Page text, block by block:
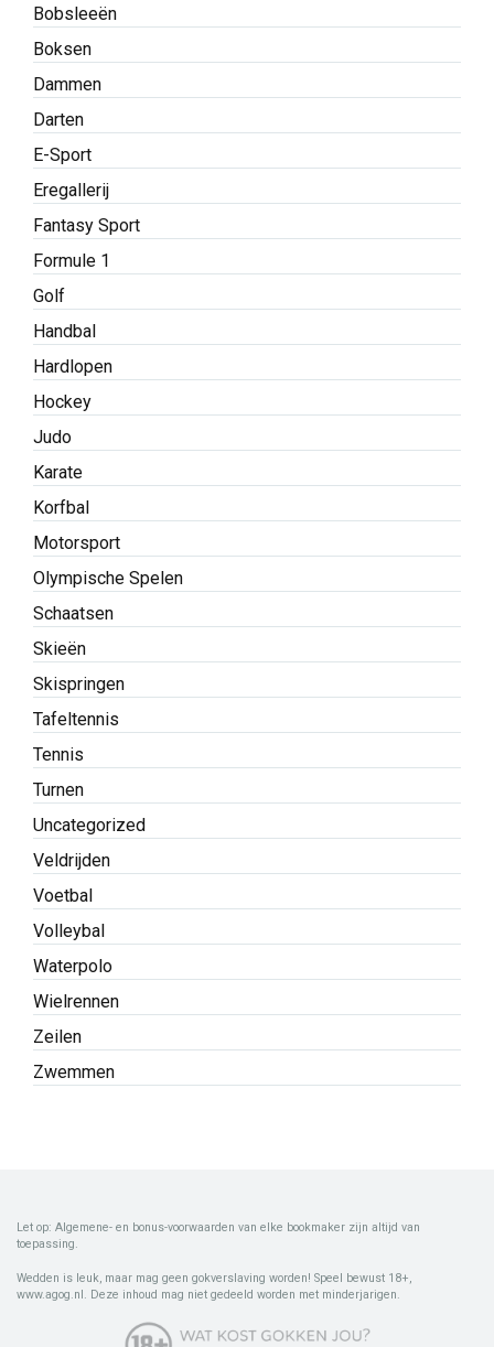
Bobsleeën
Boksen
Dammen
Darten
E-Sport
Eregallerij
Fantasy Sport
Formule 1
Golf
Handbal
Hardlopen
Hockey
Judo
Karate
Korfbal
Motorsport
Olympische Spelen
Schaatsen
Skieën
Skispringen
Tafeltennis
Tennis
Turnen
Uncategorized
Veldrijden
Voetbal
Volleybal
Waterpolo
Wielrennen
Zeilen
Zwemmen
Let op: Algemene- en bonus-voorwaarden van elke bookmaker zijn altijd van
toepassing.
Wedden is leuk, maar mag geen gokverslaving worden! Speel bewust 18+,
www.agog.nl. Deze inhoud mag niet gedeeld worden met minderjarigen.